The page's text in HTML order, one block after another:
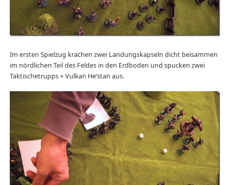
Im ersten Spielzug krachen zwei Landungskapseln dicht beisammen
im nördlichen Teil des Feldes in den Erdboden und spucken zwei
Taktischetrupps + Vulkan He’stan aus.